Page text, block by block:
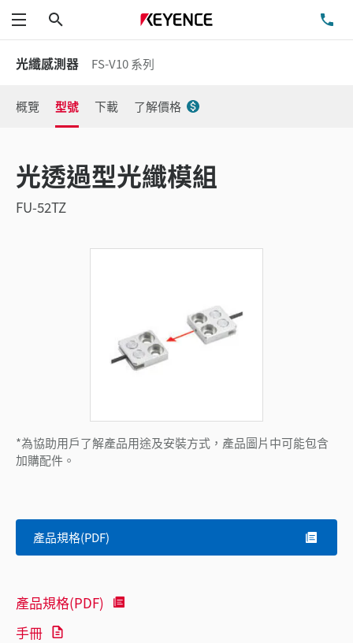
功能表
光纖感測器 FS-V10 系列
概覽 型號 下載 了解價格
光透過型光纖模組
FU-52TZ
*為協助用戶了解產品用途及安裝方式，產品圖片中可能包含
加購配件。
產品規格(PDF)
產品規格(PDF)
手冊